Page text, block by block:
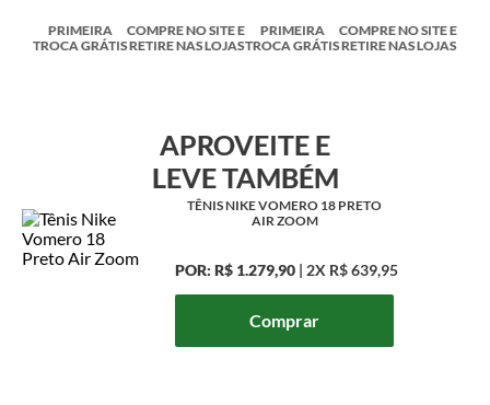
PRIMEIRA
TROCA GRÁTIS
COMPRE NO SITE E
RETIRE NAS LOJAS
PRIMEIRA
TROCA GRÁTIS
COMPRE NO SITE E
RETIRE NAS LOJAS
APROVEITE E
LEVE TAMBÉM
TÊNIS NIKE VOMERO 18 PRETO
AIR ZOOM
POR: R$ 1.279,90 2X R$ 639,95
Comprar